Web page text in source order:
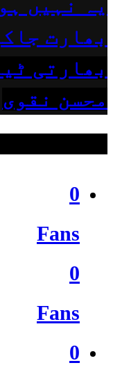
یہ نہیں
بھارت
بھارتی
محسن نقوی
0
Fans
0
Fans
0